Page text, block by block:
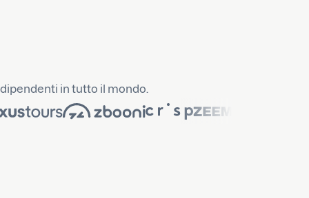
in tutto il mondo.